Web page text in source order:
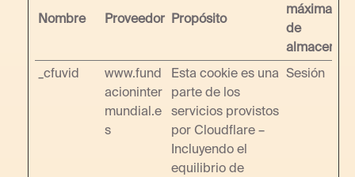
Nombre Proveedor Propósito
máxima
de
_cfuvid
www.fund
acioninter
mundial.e
s
Esta cookie es una
parte de los
servicios provistos
por Cloudflare –
Incluyendo el
equilibrio de
Sesión